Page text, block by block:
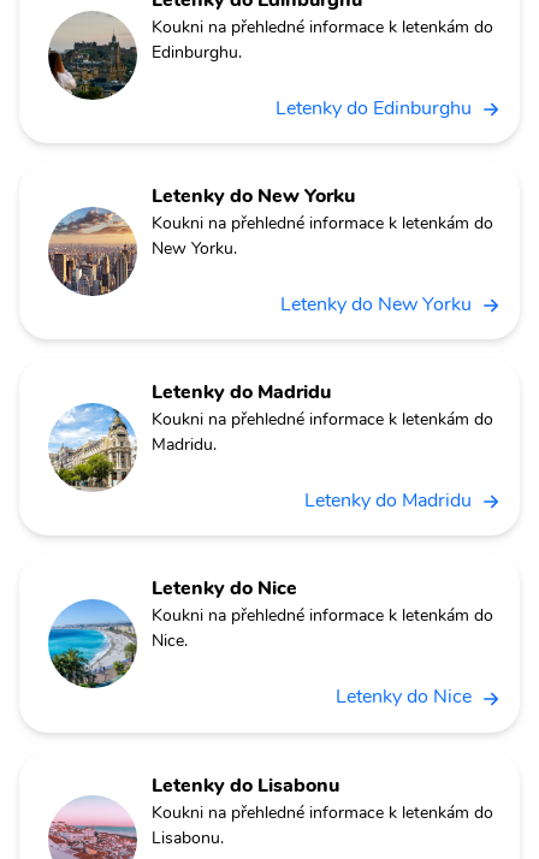
Koukni na přehledné informace k letenkám do
Edinburghu.
Letenky do Edinburghu
Letenky do New Yorku
Koukni na přehledné informace k letenkám do
New Yorku.
Letenky do New Yorku
Letenky do Madridu
Koukni na přehledné informace k letenkám do
Madridu.
Letenky do Madridu
Letenky do Nice
Koukni na přehledné informace k letenkám do
Nice.
Letenky do Nice
Letenky do Lisabonu
Koukni na přehledné informace k letenkám do
Lisabonu.